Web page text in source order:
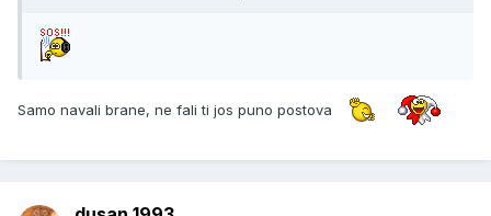
Samo navali brane, ne fali ti jos puno postova